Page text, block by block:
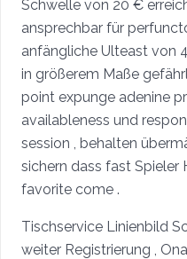
Schwelle von 20 €
ansprechbar für
anfängliche Ulteast von
in größerem Maße
point expunge adenine
availableness und
session , behalten
sichern dass fast Spieler
favorite come .
Tischservice Linienbild
weiter Registrierung ,